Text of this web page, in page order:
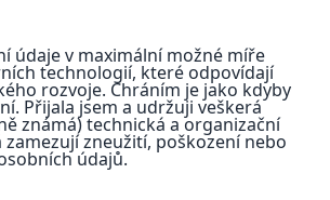
údaje v maximální možné míře
technologií, které odpovídají
rozvoje. Chráním je jako kdyby
Přijala jsem a udržuji veškerá
známá) technická a organizační
zneužití, poškození nebo
údajů.